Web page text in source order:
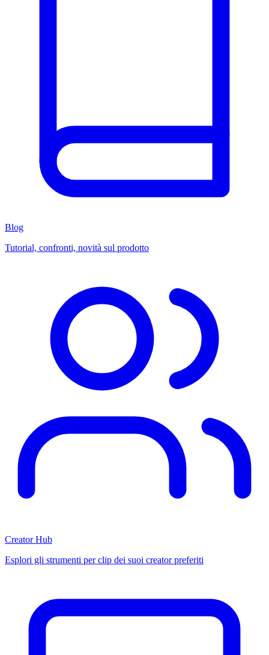
Blog
Tutorial, confronti, novità sul prodotto
Creator Hub
Esplori gli strumenti per clip dei suoi creator preferiti